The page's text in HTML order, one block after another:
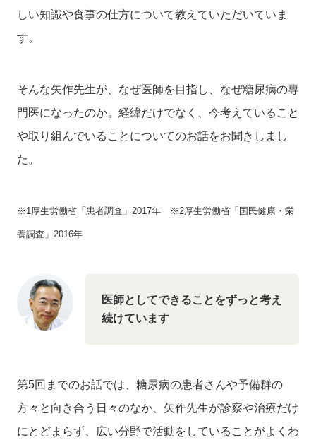
しい知識や食事の仕方について教えていただいていま
す。
そんな矢作先生が、なぜ医師を目指し、なぜ糖尿病の専
門医になったのか。経緯だけでなく、今考えていること
や取り組んでいることについてのお話をお聞きしまし
た。
※1厚生労働省「患者調査」2017年 ※2厚生労働省「国民健康・栄
養調査」2016年
医師としてできることをずっと考え
続けています
第5回までのお話では、糖尿病の患者さんや予備群の
方々と向き合う日々のなか、矢作先生が診察や治療だけ
にとどまらず、広い分野で活動をしていることがよくわ